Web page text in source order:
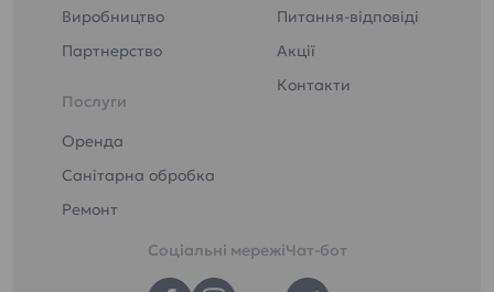
Виробництво
Партнерство
Послуги
Оренда
Санітарна обробка
Ремонт
Питання-відповіді
Акції
Контакти
Соціальні мережіЧат-бот